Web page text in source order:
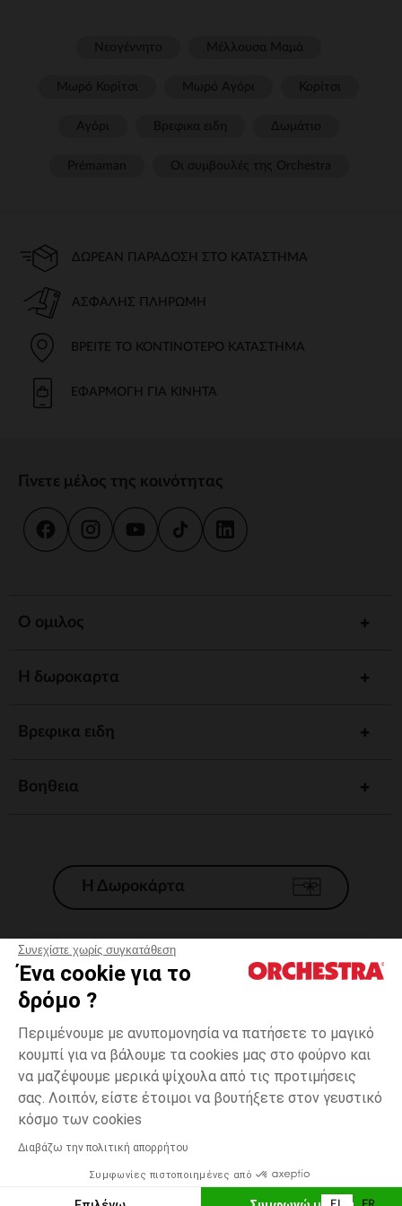
Συνεχίστε χωρίς συγκατάθεση
Ένα cookie για το
δρόμο ?
Περιμένουμε με ανυπομονησία να πατήσετε το μαγικό
κουμπί για να βάλουμε τα cookies μας στο φούρνο και
να μαζέψουμε μερικά ψίχουλα από τις προτιμήσεις
σας. Λοιπόν, είστε έτοιμοι να βουτήξετε στον γευστικό
κόσμο των cookies
Διαβάζω την πολιτική απορρήτου
Συμφωνίες πιστοποιημένες από
Ροζ
one
Δυνατότητα πληρωμής με
ΠΡΟΣΘΉΚΗ ΣΤΟ ΚΑΛΆΘΙ
ΔΩΡΕΆΝ ΠΑΡΆΔΟΣΗ ΣΤΟ ΚΑΤΆΣΤΗΜΑ
ΑΣΦΑΛΉΣ ΠΛΗΡΩΜΉ
ΒΡΕΊΤΕ ΤΟ ΚΟΝΤΙΝΌΤΕΡΟ ΚΑΤΆΣΤΗΜΑ
ΕΦΑΡΜΟΓΉ ΓΙΑ ΚΙΝΗΤΆ
Γίνετε μέλος της κοινότητας
Ο ομιλος
Η δωροκαρτα
Βρεφικα ειδη
Βοηθεια
Η Δωροκάρτα
Γενικοί 'Οροι Πώλησης
*Εμπορικες προσφορες
Προσωπικά δεδομένα
Διαχείρηση των cookies
Προσβασιμότητα: μη συμμορφούμενη
H Orchestra συμμετέχει στον κωδικά δεοντολογίας και στο σύστημα
μεσολάβησης της Γαλλικής Ομοσπονδίας Ηλεκτρονικού Εμπορίου.